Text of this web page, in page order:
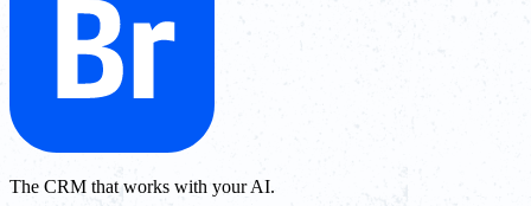
The CRM that works with your AI.